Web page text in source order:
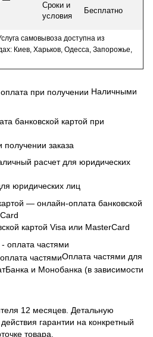
Сроки и
условия
Бесплатно
самовывоза доступна из
Киев, Харьков, Одесса, Запорожье,
Наличными
получении заказа
юридических лиц
картой Visa или MasterCard
Оплата частями для
и Монобанка (в зависимости
12 месяцев. Детальную
гарантии на конкретный
товара.